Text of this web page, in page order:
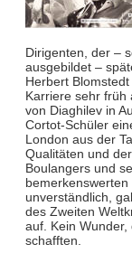
Dirigenten, der –
ausgebildet –
Herbert
Karriere sehr früh
von Diaghilev in
Cortot-Schüler
London aus der
Qualitäten und
Boulangers und
unverständlich,
des Zweiten
auf. Kein
schafften.